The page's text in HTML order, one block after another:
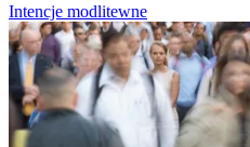
Intencje modlitewne